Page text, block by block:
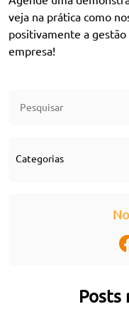
veja na prática como
positivamente a
empresa!
Categorias
Posts